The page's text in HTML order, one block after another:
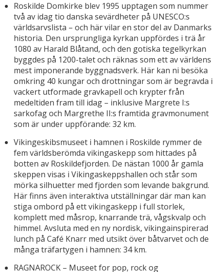
Roskilde Domkirke blev 1995 upptagen som nummer
två av idag tio danska sevärdheter på UNESCO:s
världsarvslista – och här vilar en stor del av Danmarks
historia. Den ursprungliga kyrkan uppfördes i trä år
1080 av Harald Blåtand, och den gotiska tegelkyrkan
byggdes på 1200-talet och räknas som ett av världens
mest imponerande byggnadsverk. Här kan ni besöka
omkring 40 kungar och drottningar som är begravda i
vackert utformade gravkapell och krypter från
medeltiden fram till idag – inklusive Margrete I:s
sarkofag och Margrethe II:s framtida gravmonument
som är under uppförande: 32 km.
Vikingeskibsmuseet i hamnen i Roskilde rymmer de
fem världsberömda vikingaskepp som hittades på
botten av Roskildefjorden. De nästan 1000 år gamla
skeppen visas i Vikingaskeppshallen och står som
mörka silhuetter med fjorden som levande bakgrund.
Här finns även interaktiva utställningar där man kan
stiga ombord på ett vikingaskepp i full storlek,
komplett med måsrop, knarrande trä, vågskvalp och
himmel. Avsluta med en ny nordisk, vikingainspirerad
lunch på Café Knarr med utsikt över båtvarvet och de
många träfartygen i hamnen: 34 km.
RAGNAROCK – Museet for pop, rock og